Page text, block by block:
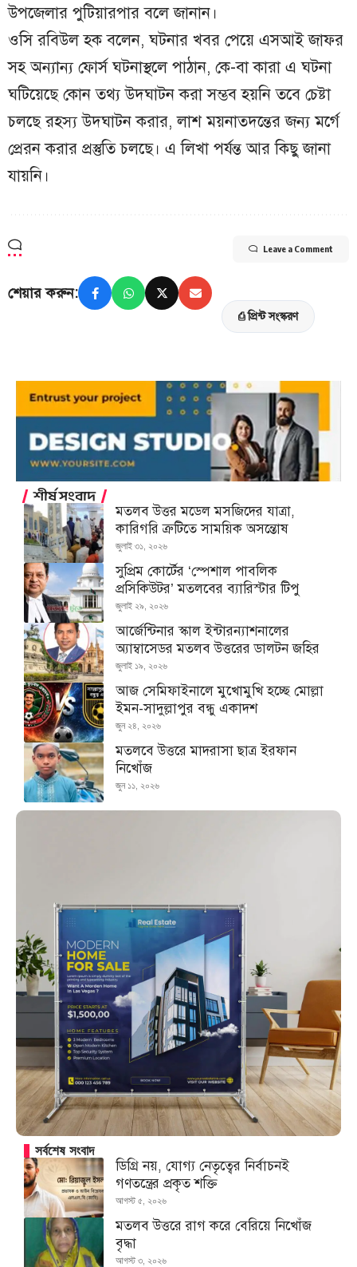
উপজেলার পুটিয়ারপার বলে জানান।
ওসি রবিউল হক বলেন, ঘটনার খবর পেয়ে এসআই জাফর
সহ অন্যান্য ফোর্স ঘটনাস্থলে পাঠান, কে-বা কারা এ ঘটনা
ঘটিয়েছে কোন তথ্য উদঘাটন করা সম্ভব হয়নি তবে চেষ্টা
চলছে রহস্য উদঘাটন করার, লাশ ময়নাতদন্তের জন্য মর্গে
প্রেরন করার প্রস্তুতি চলছে। এ লিখা পর্যন্ত আর কিছু জানা
যায়নি।
Leave a Comment
শেয়ার করুন:
⎙ প্রিন্ট সংস্করণ
শীর্ষ সংবাদ
মতলব উত্তর মডেল মসজিদের যাত্রা,
কারিগরি ত্রুটিতে সাময়িক অসন্তোষ
জুলাই ৩১, ২০২৬
সুপ্রিম কোর্টের ‘স্পেশাল পাবলিক
প্রসিকিউটর’ মতলবের ব্যারিস্টার টিপু
জুলাই ২৯, ২০২৬
আর্জেন্টিনার স্কাল ইন্টারন্যাশনালের
অ্যাম্বাসেডর মতলব উত্তরের ডালটন জহির
জুলাই ১৯, ২০২৬
আজ সেমিফাইনালে মুখোমুখি হচ্ছে মোল্লা
ইমন-সাদুল্লাপুর বন্ধু একাদশ
জুন ২৪, ২০২৬
মতলবে উত্তরে মাদরাসা ছাত্র ইরফান
নিখোঁজ
জুন ১১, ২০২৬
সর্বশেষ সংবাদ
ডিগ্রি নয়, যোগ্য নেতৃত্বের নির্বাচনই
গণতন্ত্রের প্রকৃত শক্তি
আগস্ট ৫, ২০২৬
মতলব উত্তরে রাগ করে বেরিয়ে নিখোঁজ
বৃদ্ধা
আগস্ট ৩, ২০২৬